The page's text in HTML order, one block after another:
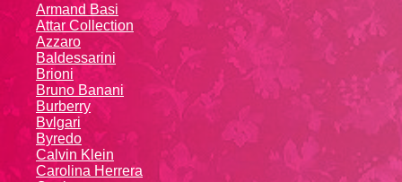
Armand Basi
Attar Collection
Azzaro
Baldessarini
Brioni
Bruno Banani
Burberry
Bvlgari
Byredo
Calvin Klein
Carolina Herrera